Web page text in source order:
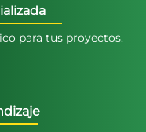
para tus proyectos.